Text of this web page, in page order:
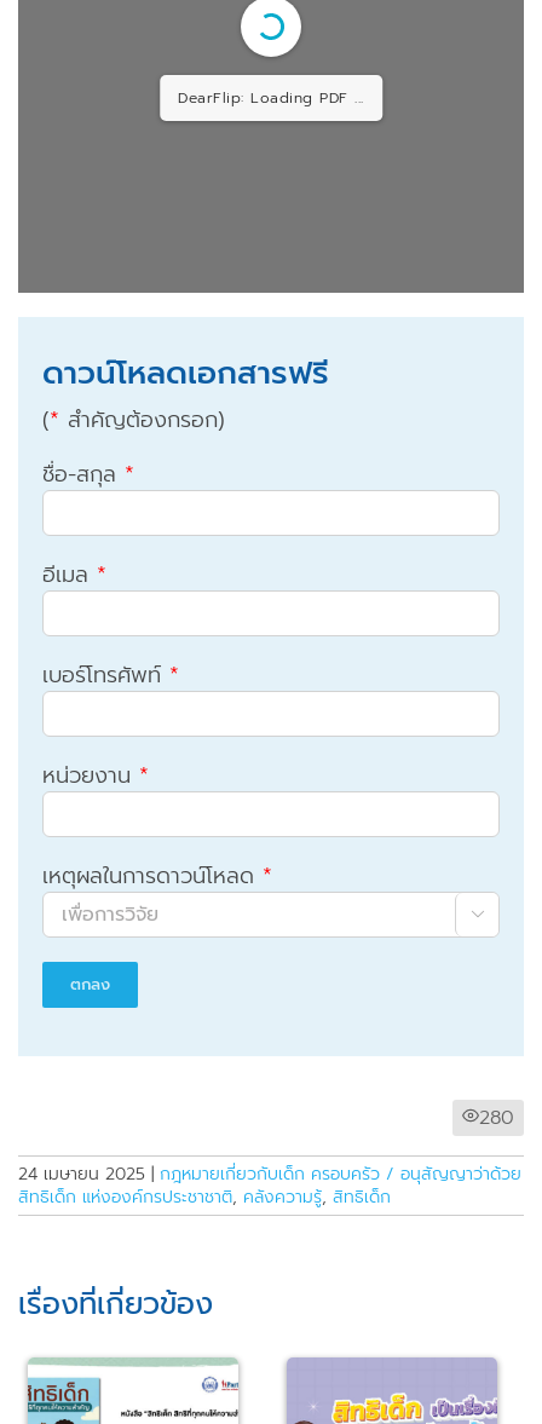
DearFlip: Loading PDF ...
ดาวน์โหลดเอกสารฟรี
(* สำคัญต้องกรอก)
ชื่อ-สกุล *
อีเมล *
เบอร์โทรศัพท์ *
หน่วยงาน *
เหตุผลในการดาวน์โหลด *

280
24 เมษายน 2025 | กฎหมายเกี่ยวกับเด็ก ครอบครัว / อนุสัญญาว่าด้วย
สิทธิเด็ก แห่งองค์กรประชาชาติ, คลังความรู้, สิทธิเด็ก
เรื่องที่เกี่ยวข้อง